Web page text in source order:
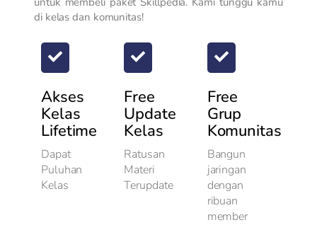
di kelas dan komunitas!
Akses
Kelas
Lifetime
Dapat
Puluhan
Kelas
Free
Update
Kelas
Ratusan
Materi
Terupdate
Free
Grup
Komunitas
Bangun
jaringan
dengan
ribuan
member